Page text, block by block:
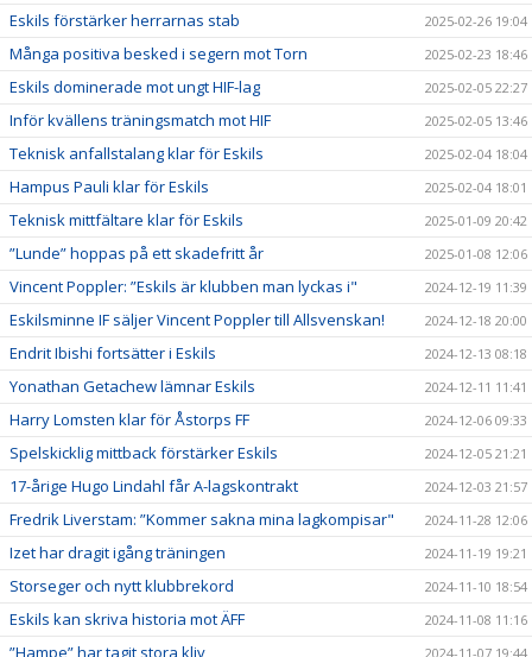
Eskils förstärker herrarnas stab 2025-02-26 19:04
Många positiva besked i segern mot Torn 2025-02-23 18:46
Eskils dominerade mot ungt HIF-lag 2025-02-05 22:27
Inför kvällens träningsmatch mot HIF 2025-02-05 13:46
Teknisk anfallstalang klar för Eskils 2025-02-04 18:04
Hampus Pauli klar för Eskils 2025-02-04 18:01
Teknisk mittfältare klar för Eskils 2025-01-09 20:42
”Lunde” hoppas på ett skadefritt år 2025-01-08 12:06
Vincent Poppler: ”Eskils är klubben man lyckas i" 2024-12-19 11:39
Eskilsminne IF säljer Vincent Poppler till Allsvenskan! 2024-12-18 20:00
Endrit Ibishi fortsätter i Eskils 2024-12-13 08:18
Yonathan Getachew lämnar Eskils 2024-12-11 11:41
Harry Lomsten klar för Åstorps FF 2024-12-06 09:33
Spelskicklig mittback förstärker Eskils 2024-12-05 21:21
17-årige Hugo Lindahl får A-lagskontrakt 2024-12-03 21:57
Fredrik Liverstam: ”Kommer sakna mina lagkompisar" 2024-11-28 12:06
Izet har dragit igång träningen 2024-11-19 19:21
Storseger och nytt klubbrekord 2024-11-10 18:54
Eskils kan skriva historia mot ÄFF 2024-11-08 11:16
”Hampe” har tagit stora kliv 2024-11-07 19:44